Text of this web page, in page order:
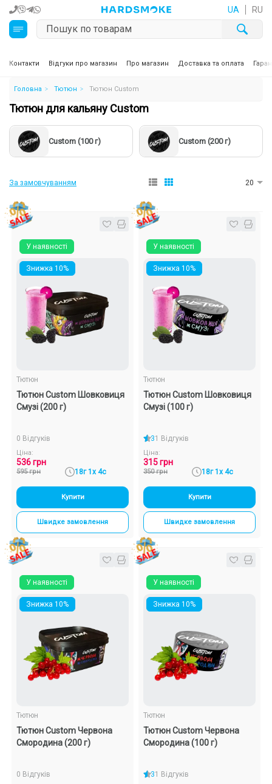
UA RU
Кальяни
Тютюн для кальяну та кальянні суміші
Чаші для кальяну
Електронні сигарети (POD)
Рідини для електронних сигарет
Подарункові набори
Уцінка
Контакти Відгуки про магазин Про магазин Доставка та оплата
Головна Тютюн Тютюн Custom
Тютюн для кальяну Custom
Custom (100 г) Custom (200 г)
За замовчуванням 20
У наявності
Знижка 10%
Тютюн
Тютюн Custom Шовковиця
Смузі (200 г)
0 Відгуків
Ціна:
536 грн
595 грн 18г 1х 4с
Купити
Швидке замовлення
У наявності
Знижка 10%
Тютюн
Тютюн Custom Шовковиця
Смузі (100 г)
31 Відгуків
Ціна:
315 грн
350 грн 18г 1х 4с
Купити
Швидке замовлення
У наявності
Знижка 10%
Тютюн
Тютюн Custom Червона
Смородина (200 г)
0 Відгуків
У наявності
Знижка 10%
Тютюн
Тютюн Custom Червона
Смородина (100 г)
31 Відгуків